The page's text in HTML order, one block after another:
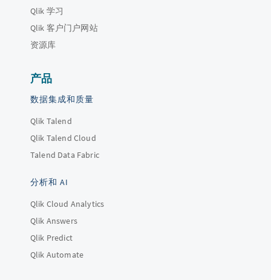
Qlik 学习
Qlik 客户门户网站
资源库
产品
数据集成和质量
Qlik Talend
Qlik Talend Cloud
Talend Data Fabric
分析和 AI
Qlik Cloud Analytics
Qlik Answers
Qlik Predict
Qlik Automate